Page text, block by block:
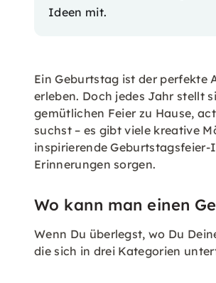
Ideen mit.
Ein Geburtstag ist der perfekte
erleben. Doch jedes Jahr stellt
gemütlichen Feier zu Hause,
suchst – es gibt viele kreative
inspirierende
Erinnerungen sorgen.
Wo kann man einen
Wenn Du überlegst, wo Du
die sich in drei Kategorien